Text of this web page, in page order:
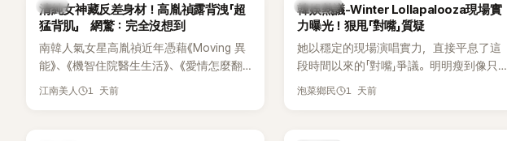
步入婚姻的最大理由。
止揣測，盼逝者安息。
韓星
清純女神藏反差身材！高胤禎露背洩「超
猛背肌」 網驚：完全沒想到
南韓人氣女星高胤禎近年憑藉《Moving 異
能》、《機智住院醫生生活》、《愛情怎麼翻
譯？》、《努力克服自卑的我們》等多部熱門
江南美人 1 天前
熱議討論
韓娛熱議-Winter Lollapalooza現場實
力曝光！狠甩「對嘴」質疑
她以穩定的現場演唱實力，直接平息了這
段時間以來的「對嘴」爭議。明明瘦到像只剩
骨頭，怎麼還能唱出這麼驚人的爆發力和
泡菜鄉民 1 天前